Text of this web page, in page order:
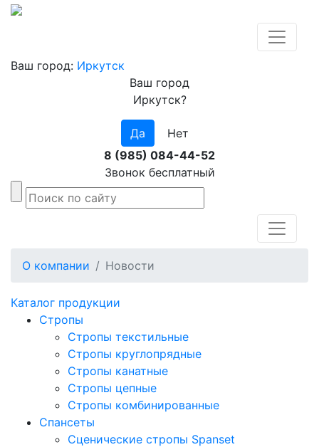
Ваш город: Иркутск
Ваш город
Иркутск?
Да
Нет
8 (985) 084-44-52
Звонок бесплатный
О компании Новости
Каталог продукции
Стропы
Стропы текстильные
Стропы круглопрядные
Стропы канатные
Стропы цепные
Стропы комбинированные
Спансеты
Сценические стропы Spanset